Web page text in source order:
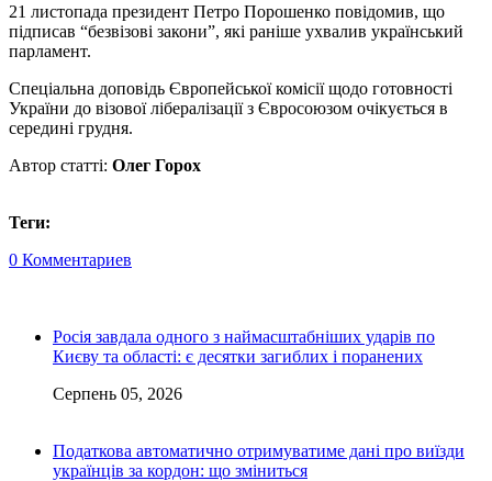
21 листопада президент Петро Порошенко повідомив, що
підписав “безвізові закони”, які раніше ухвалив український
парламент.
Спеціальна доповідь Європейської комісії щодо готовності
України до візової лібералізації з Євросоюзом очікується в
середині грудня.
Автор статті: Олег Горох
Теги:
0 Комментариев
Росія завдала одного з наймасштабніших ударів по
Києву та області: є десятки загиблих і поранених
Серпень 05, 2026
Податкова автоматично отримуватиме дані про виїзди
українців за кордон: що зміниться